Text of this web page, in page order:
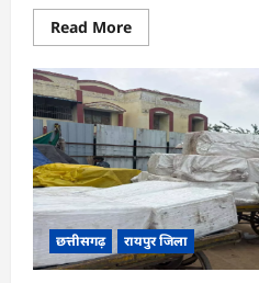
मंजूरी
Read MoreRead
more
अर्जुनी
मंडल
की
मासिक
बैठक
संपन्न,
संगठन
मजबूती
और
तिरंगा
यात्रा
को
लेकर
बनी
छत्तीसगढ़ रायपुर जिला